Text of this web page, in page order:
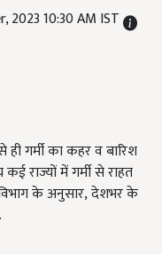
2023 10:30 AM IST
गर्मी का कहर व बारिश
राज्यों में गर्मी से राहत
के अनुसार, देशभर के